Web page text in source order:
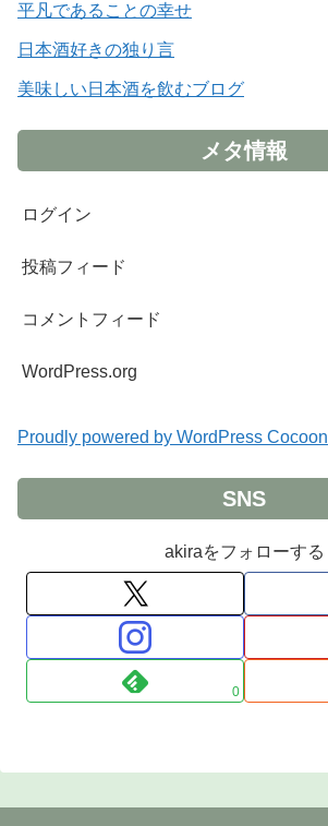
平凡であることの幸せ
日本酒好きの独り言
美味しい日本酒を飲むブログ
メタ情報
ログイン
投稿フィード
コメントフィード
WordPress.org
Proudly powered by WordPress Cocoon
SNS
akiraをフォローする
0